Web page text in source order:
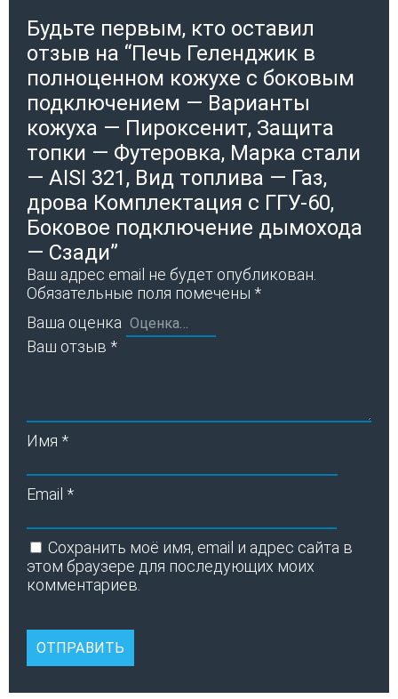
Будьте первым, кто оставил
отзыв на “Печь Геленджик в
полноценном кожухе с боковым
подключением — Варианты
кожуха — Пироксенит, Защита
топки — Футеровка, Марка стали
— AISI 321, Вид топлива — Газ,
дрова Комплектация с ГГУ-60,
Боковое подключение дымохода
— Сзади”
Ваш адрес email не будет опубликован.
Обязательные поля помечены *
Ваша оценка
Ваш отзыв *
Имя *
Email *
Сохранить моё имя, email и адрес сайта в
этом браузере для последующих моих
комментариев.